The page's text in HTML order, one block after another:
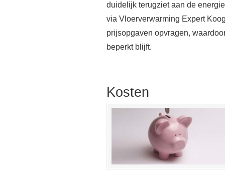
duidelijk terugziet aan de
via Vloerverwarming Expert
prijsopgaven opvragen,
beperkt blijft.
Kosten